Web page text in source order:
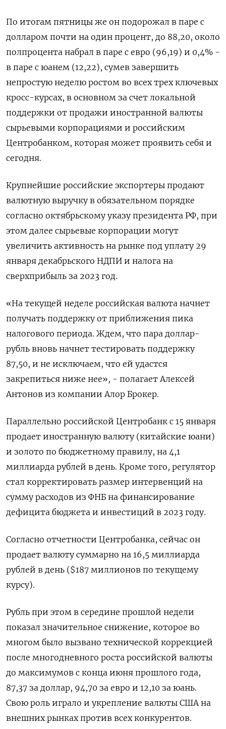
По итогам пятницы же он подорожал в паре с
долларом почти на один процент, до 88,20, около
полпроцента набрал в паре с евро (96,19) и 0,4% -
в паре с юанем (12,22), сумев завершить
непростую неделю ростом во всех трех ключевых
кросс-курсах, в основном за счет локальной
поддержки от продажи иностранной валюты
сырьевыми корпорациями и российским
Центробанком, которая может проявить себя и
сегодня.
Крупнейшие российские экспортеры продают
валютную выручку в обязательном порядке
согласно октябрьскому указу президента РФ, при
этом далее сырьевые корпорации могут
увеличить активность на рынке под уплату 29
января декабрьского НДПИ и налога на
сверхприбыль за 2023 год.
«На текущей неделе российская валюта начнет
получать поддержку от приближения пика
налогового периода. Ждем, что пара доллар-
рубль вновь начнет тестировать поддержку
87,50, и не исключаем, что ей удастся
закрепиться ниже нее», - полагает Алексей
Антонов из компании Алор Брокер.
Параллельно российской Центробанк с 15 января
продает иностранную валюту (китайские юани)
и золото по бюджетному правилу, на 4,1
миллиарда рублей в день. Кроме того, регулятор
стал корректировать размер интервенций на
сумму расходов из ФНБ на финансирование
дефицита бюджета и инвестиций в 2023 году.
Согласно отчетности Центробанка, сейчас он
продает валюту суммарно на 16,5 миллиарда
рублей в день ($187 миллионов по текущему
курсу).
Рубль при этом в середине прошлой недели
показал значительное снижение, которое во
многом было вызвано технической коррекцией
после многодневного роста российской валюты
до максимумов с конца июня прошлого года,
87,37 за доллар, 94,70 за евро и 12,10 за юань.
Свою роль играло и укрепление валюты США на
внешних рынках против всех конкурентов.